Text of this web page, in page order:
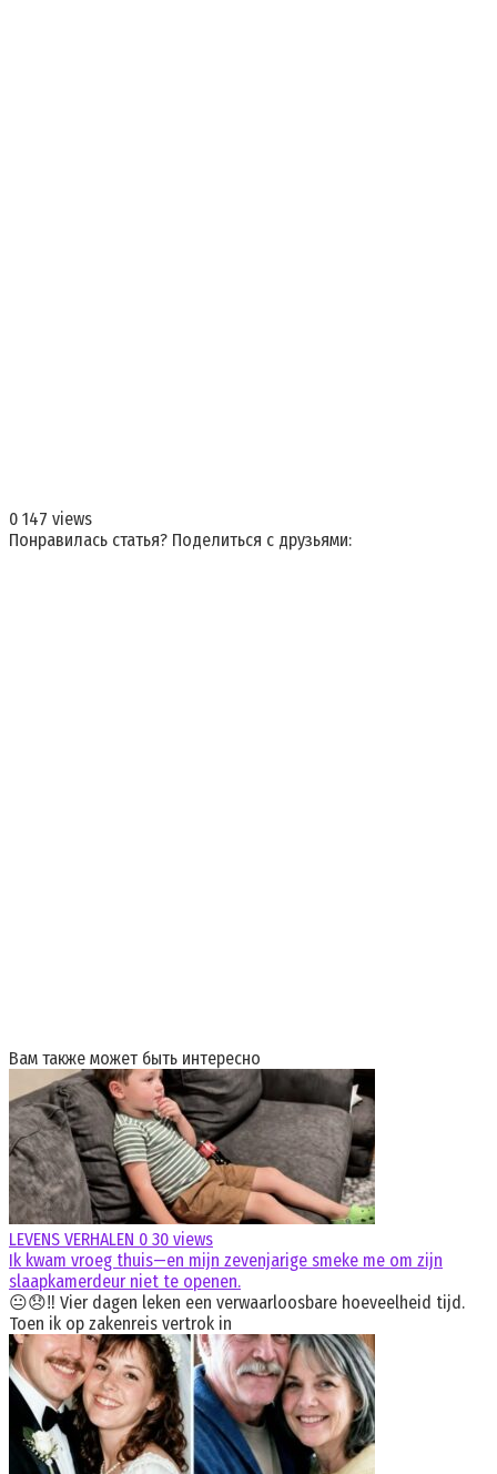
0 147 views
Понравилась статья? Поделиться с друзьями:
Вам также может быть интересно
LEVENS VERHALEN 0 30 views
Ik kwam vroeg thuis—en mijn zevenjarige smeke me om zijn
slaapkamerdeur niet te openen.
😐😞‼️ Vier dagen leken een verwaarloosbare hoeveelheid tijd.
Toen ik op zakenreis vertrok in